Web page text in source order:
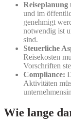
Reiseplanung
und im
genehmigt
notwendig ist
sind.
Steuerliche
Reisekosten
Vorschriften
Compliance:
Aktivitäten
Wie lange